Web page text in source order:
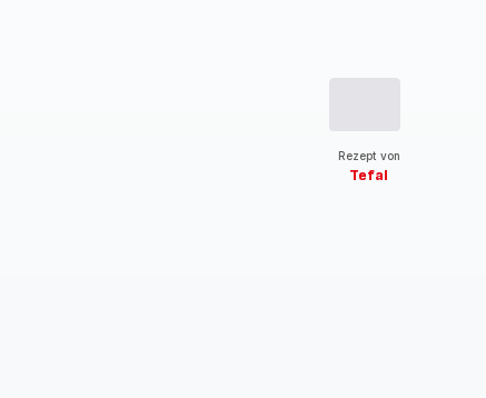
Rezept von
Tefal